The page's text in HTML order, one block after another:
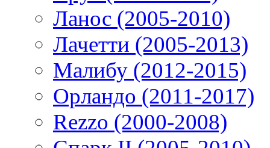
Ланос (2005-2010)
Лачетти (2005-2013)
Малибу (2012-2015)
Орландо (2011-2017)
Rezzo (2000-2008)